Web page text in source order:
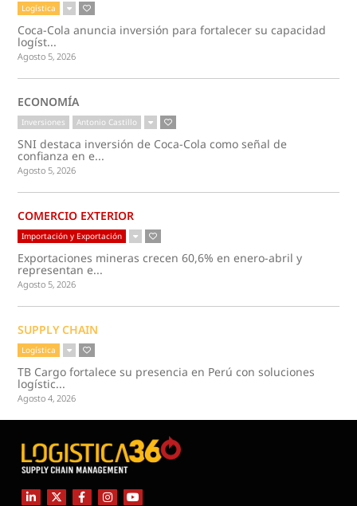
Logística
Coca-Cola anuncia inversión para fortalecer su capacidad
logíst...
Agosto 5, 2026
ECONOMÍA
Inversiones Antonio Castillo
SNI destaca inversión de Coca-Cola como señal de
confianza en e...
Agosto 5, 2026
COMERCIO EXTERIOR
Importación y Exportación
Exportaciones mineras crecen 60,6% en enero-abril y
representan e...
Agosto 5, 2026
SUPPLY CHAIN
Logística
TB Cargo fortalece su presencia en Perú con soluciones
logístic...
Agosto 4, 2026